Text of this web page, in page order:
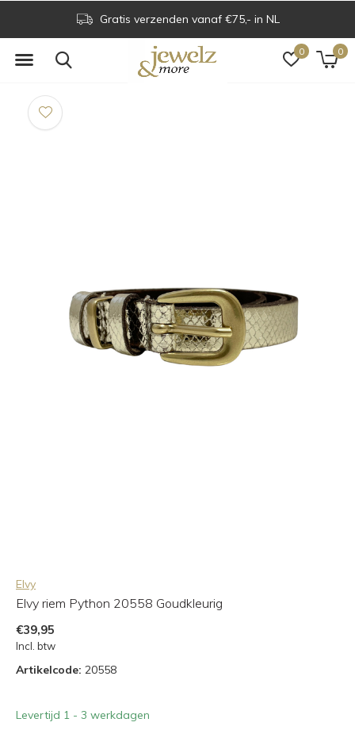
0 0
Gratis verzenden vanaf €75,- in NL
Elvy
Elvy riem Python 20558 Goudkleurig
€39,95
Incl. btw
Artikelcode: 20558
Levertijd 1 - 3 werkdagen